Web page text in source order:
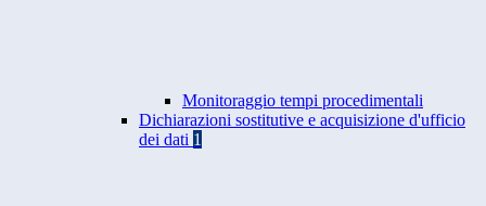
Monitoraggio tempi procedimentali
Dichiarazioni sostitutive e acquisizione d'ufficio
dei dati 1